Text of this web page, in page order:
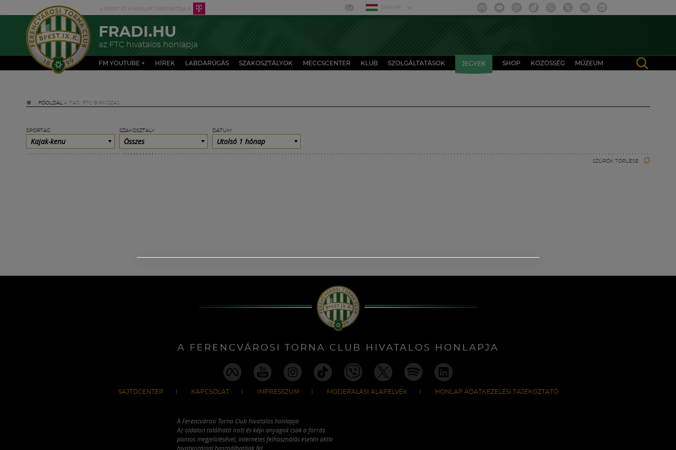
MAGYAR
FRADI.HU
az FTC hivatalos honlapja
FM YOUTUBE + HÍREK LABDARÚGÁS SZAKOSZTÁLYOK MECCSCENTER KLUB SZOLGÁLTATÁSOK JEGYEK SHOP KÖZÖSSÉG MÚZEUM
FŐOLDAL » TAG: FTC BIRKÓZÁS
SPORTÁG
Kajak-kenu
SZAKOSZTÁLY
Összes
DÁTUM
Utolsó 1 hónap
SZŰRŐK TÖRLÉSE
A FERENCVÁROSI TORNA CLUB HIVATALOS HONLAPJA
SAJTÓCENTER KAPCSOLAT IMPRESSZUM MODERÁLÁSI ALAPELVEK HONLAP ADATKEZELÉSI TÁJÉKOZTATÓ
A Ferencvárosi Torna Club hivatalos honlapja
Az oldalon található írott és képi anyagok csak a forrás
pontos megjelölésével, internetes felhasználás esetén aktív
hivatkozással használhatóak fel.